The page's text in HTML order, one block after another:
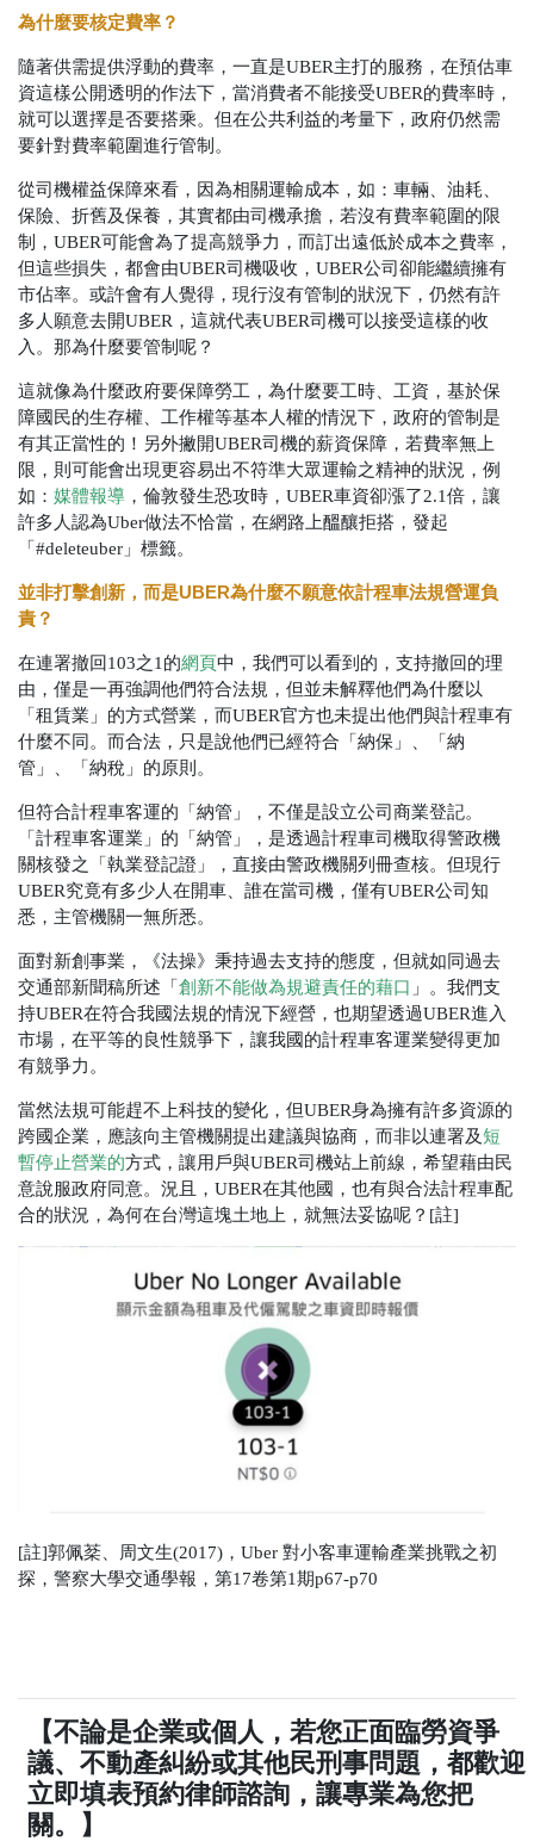
為什麼要核定費率？
隨著供需提供浮動的費率，一直是UBER主打的服務，在預估車
資這樣公開透明的作法下，當消費者不能接受UBER的費率時，
就可以選擇是否要搭乘。但在公共利益的考量下，政府仍然需
要針對費率範圍進行管制。
從司機權益保障來看，因為相關運輸成本，如：車輛、油耗、
保險、折舊及保養，其實都由司機承擔，若沒有費率範圍的限
制，UBER可能會為了提高競爭力，而訂出遠低於成本之費率，
但這些損失，都會由UBER司機吸收，UBER公司卻能繼續擁有
市佔率。或許會有人覺得，現行沒有管制的狀況下，仍然有許
多人願意去開UBER，這就代表UBER司機可以接受這樣的收
入。那為什麼要管制呢？
這就像為什麼政府要保障勞工，為什麼要工時、工資，基於保
障國民的生存權、工作權等基本人權的情況下，政府的管制是
有其正當性的！另外撇開UBER司機的薪資保障，若費率無上
限，則可能會出現更容易出不符準大眾運輸之精神的狀況，例
如： 媒體報導 ，倫敦發生恐攻時，UBER車資卻漲了2.1倍，讓
許多人認為Uber做法不恰當，在網路上醞釀拒搭，發起
「#deleteuber」標籤。
並非打擊創新，而是UBER為什麼不願意依計程車法規營運負
責？
在連署撤回103之1的網頁中，我們可以看到的，支持撤回的理
由，僅是一再強調他們符合法規，但並未解釋他們為什麼以
「租賃業」的方式營業，而UBER官方也未提出他們與計程車有
什麼不同。而合法，只是說他們已經符合「納保」、「納
管」、「納稅」的原則。
但符合計程車客運的「納管」，不僅是設立公司商業登記。
「計程車客運業」的「納管」，是透過計程車司機取得警政機
關核發之「執業登記證」，直接由警政機關列冊查核。但現行
UBER究竟有多少人在開車、誰在當司機，僅有UBER公司知
悉，主管機關一無所悉。
面對新創事業，《法操》秉持過去支持的態度，但就如同過去
交通部新聞稿所述「 創新不能做為規避責任的藉口 」。我們支
持UBER在符合我國法規的情況下經營，也期望透過UBER進入
市場，在平等的良性競爭下，讓我國的計程車客運業變得更加
有競爭力。
當然法規可能趕不上科技的變化，但UBER身為擁有許多資源的
跨國企業，應該向主管機關提出建議與協商，而非以連署及短
暫停止營業的方式，讓用戶與UBER司機站上前線，希望藉由民
意說服政府同意。 況且， UBER在其他國，也有與合法計程車配
合的狀況，為何在台灣這塊土地上，就無法妥協呢？ [註]
[註]郭佩棻、周文生(2017) ， Uber 對小客車運輸產業挑戰之初
探，警察大學交通學報，第17卷第1期p67-p70
【不論是企業或個人，若您正面臨勞資爭
議、不動產糾紛或其他民刑事問題，都歡迎
立即填表預約律師諮詢，讓專業為您把
關。】